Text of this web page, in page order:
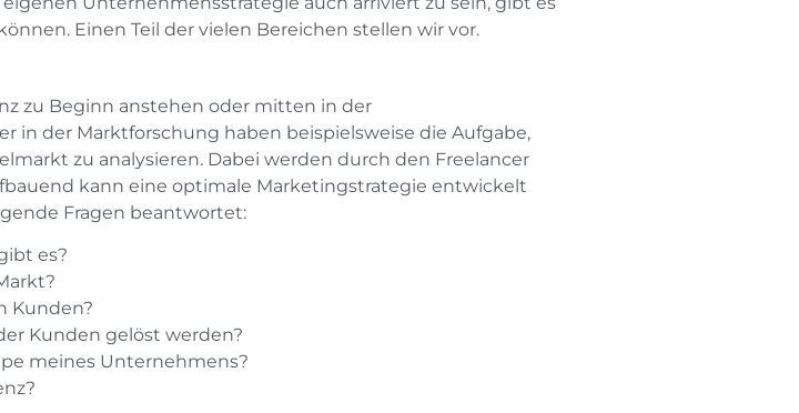
Einen Teil der vielen Bereichen stellen wir vor.
zu Beginn anstehen oder mitten in der
in der Marktforschung haben beispielsweise die Aufgabe,
zu analysieren. Dabei werden durch den Freelancer
kann eine optimale Marketingstrategie entwickelt
Fragen beantwortet:
es?
Kunden?
Kunden gelöst werden?
meines Unternehmens?